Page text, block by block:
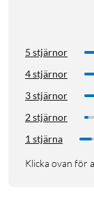
5 stjärnor
4 stjärnor
3 stjärnor
2 stjärnor
1 stjärna
Klicka ovan för